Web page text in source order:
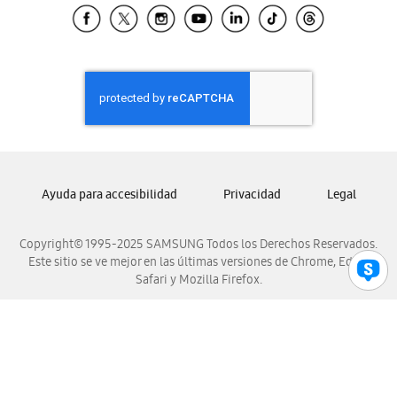
Samsung El Salvador
Samsung Honduras
Samsung Nicaragua
Samsung Panamá
Samsung Venezuela
Copyright© 1995-2025 SAMSUNG Todos los Derechos Reservados.
Este sitio se ve mejor en las últimas versiones de Chrome, Edge,
Safari y Mozilla Firefox.
Ayuda para accesibilidad Privacidad Legal